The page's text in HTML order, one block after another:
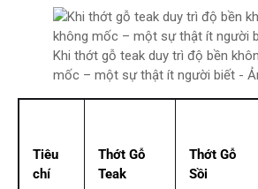
Khi thớt gỗ teak duy trì độ bền
mốc – một sự thật ít người biết -
Tiêu
chí
Thớt Gỗ
Teak
Thớt Gỗ
Sồi